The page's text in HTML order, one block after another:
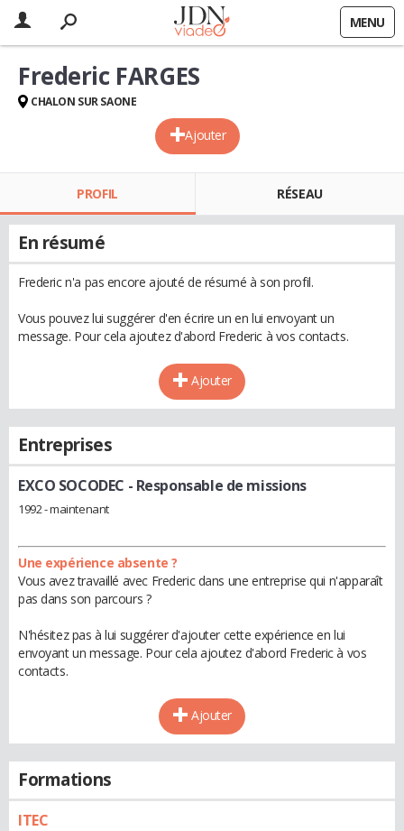
MENU
Ajouter
Frederic FARGES
CHALON SUR SAONE
PROFIL RÉSEAU
En résumé
Frederic n'a pas encore ajouté de résumé à son profil.
Vous pouvez lui suggérer d'en écrire un en lui envoyant un
message. Pour cela ajoutez d'abord Frederic à vos contacts.
Ajouter
Entreprises
EXCO SOCODEC - Responsable de missions
1992 - maintenant
Une expérience absente ?
Vous avez travaillé avec Frederic dans une entreprise qui n'apparaît
pas dans son parcours ?
N'hésitez pas à lui suggérer d'ajouter cette expérience en lui
envoyant un message. Pour cela ajoutez d'abord Frederic à vos
contacts.
Ajouter
Formations
ITEC